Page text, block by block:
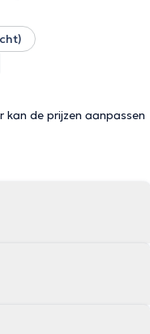
kan de prijzen aanpassen